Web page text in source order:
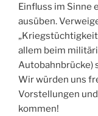
Einfluss im Sinne
ausüben.
allem beim
Autobahnbrücke)
Wir würden uns
Vorstellungen
kommen!